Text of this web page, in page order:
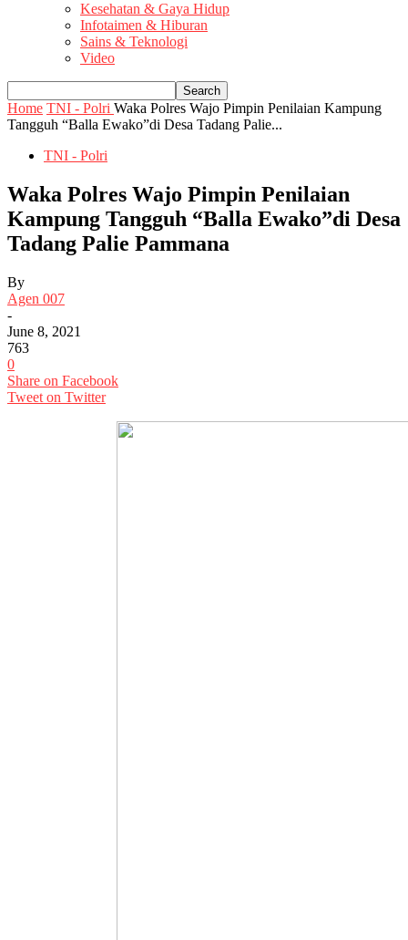
Kesehatan & Gaya Hidup
Infotaimen & Hiburan
Sains & Teknologi
Video
Home TNI - Polri Waka Polres Wajo Pimpin Penilaian Kampung
Tangguh “Balla Ewako”di Desa Tadang Palie...
TNI - Polri
Waka Polres Wajo Pimpin Penilaian
Kampung Tangguh “Balla Ewako”di Desa
Tadang Palie Pammana
By
Agen 007
-
June 8, 2021
763
0
Share on Facebook
Tweet on Twitter